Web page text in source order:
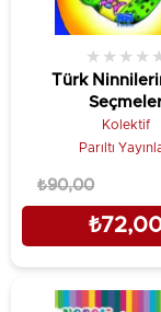
Türk
★ ★ ★ ★
Kolektif
Parıltı
₺90,00